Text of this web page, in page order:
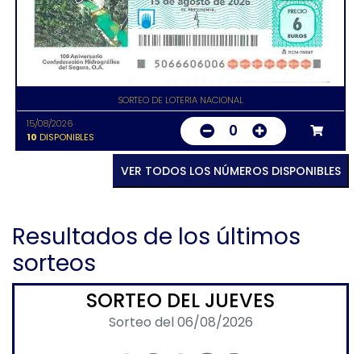
SORTEO DE LOTERIA NACIONAL
15/08/2026
10 DISPONIBLES 0
VER TODOS LOS NÚMEROS DISPONIBLES
Resultados de los últimos
sorteos
SORTEO DEL JUEVES
Sorteo del 06/08/2026